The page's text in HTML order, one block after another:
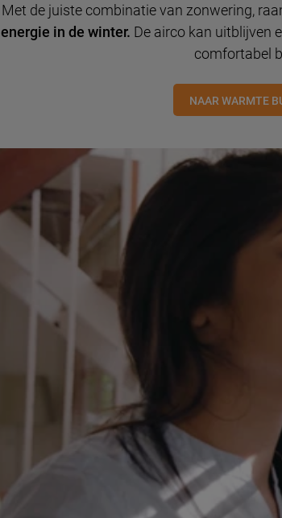
Met de juiste combinatie van zonwering,
energie in de winter. De airco kan uitblijven
comfortabel
NAAR WARMTE